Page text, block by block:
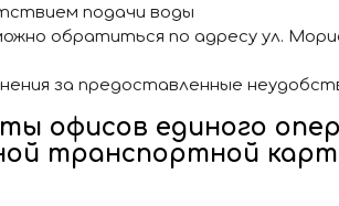
подачи воды
обратиться по адресу ул.
за предоставленные
офисов единого
транспортной